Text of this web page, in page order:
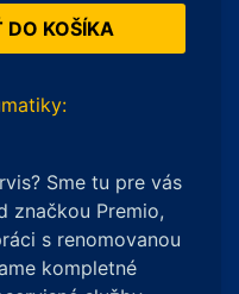
DO KOŠÍKA
Sme tu pre vás
značkou Premio,
s renomovanou
kompletné